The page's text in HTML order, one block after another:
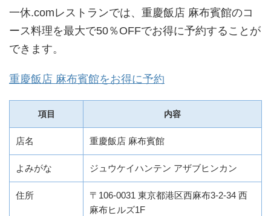
一休.comレストランでは、重慶飯店 麻布賓館のコ
ース料理を最大で50％OFFでお得に予約することが
できます。
重慶飯店 麻布賓館をお得に予約
項目 内容
店名 重慶飯店 麻布賓館
よみがな ジュウケイハンテン アザブヒンカン
住所
〒106-0031 東京都港区西麻布3-2-34 西
麻布ヒルズ1F